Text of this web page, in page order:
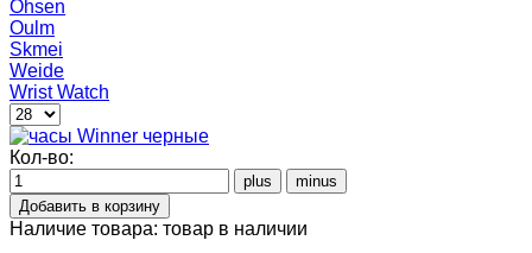
Ohsen
Oulm
Skmei
Weide
Wrist Watch
Кол-во:
Наличие товара: товар в наличии